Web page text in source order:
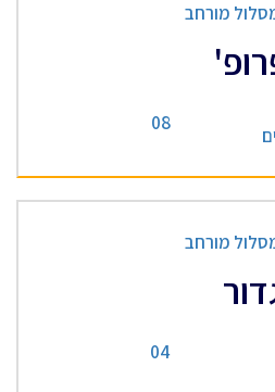
מורחב
08
מורחב
04